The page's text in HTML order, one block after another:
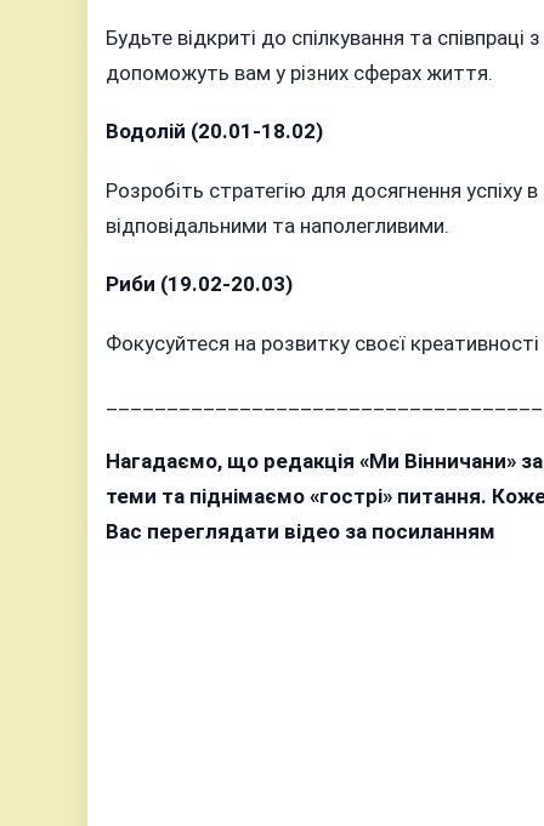
Будьте відкриті до спілкування та
допоможуть вам у різних сферах життя.
Водолій (20.01-18.02)
Розробіть стратегію для досягнення
відповідальними та наполегливими.
Риби (19.02-20.03)
Фокусуйтеся на розвитку своєї
Нагадаємо, що редакція «Ми Вінничани»
теми та піднімаємо «гострі» питання.
Вас переглядати відео за посиланням